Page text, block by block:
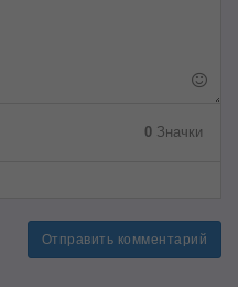
0 Значки
Отправить комментарий